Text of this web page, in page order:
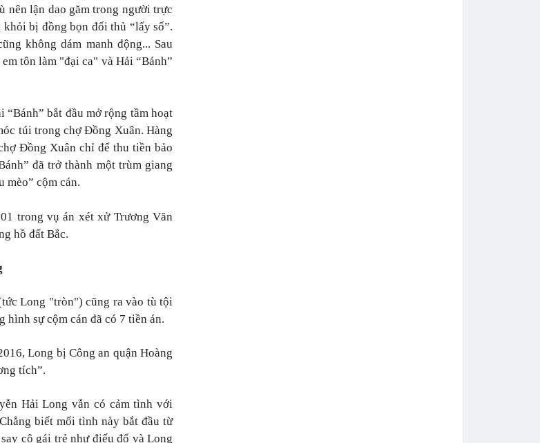
nên lận dao găm trong người trực
bị đồng bọn đối thủ “lấy số”.
không dám manh động... Sau
tôn làm "đại ca" và Hải “Bánh”
bắt đầu mở rộng tầm hoạt
túi trong chợ Đồng Xuân. Hàng
Đồng Xuân chỉ để thu tiền bảo
đã trở thành một trùm giang
mèo” cộm cán.
trong vụ án xét xử Trương Văn
hồ đất Bắc.
Long "tròn") cũng ra vào tù tội
sự cộm cán đã có 7 tiền án.
Long bị Công an quận Hoàng
tích”.
Hải Long vẫn có cảm tình với
biết mối tình này bắt đầu từ
cô gái trẻ như điếu đổ và Long